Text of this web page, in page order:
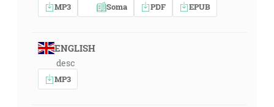
MP3 Soma PDF EPUB
ENGLISH
desc
MP3